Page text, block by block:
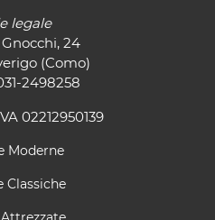
legale
24
(Como)
2498258
02212950139
Moderne
Classiche